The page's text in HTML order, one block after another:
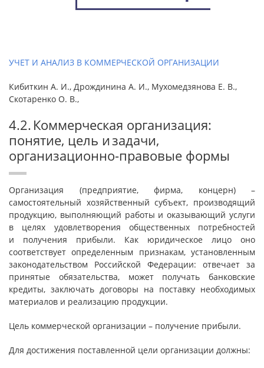
УЧЕТ И АНАЛИЗ В КОММЕРЧЕСКОЙ ОРГАНИЗАЦИИ
Кибиткин А. И., Дрождинина А. И., Мухомедзянова Е. В.,
Скотаренко О. В.,
4.2. Коммерческая организация:
понятие, цель и задачи,
организационно-правовые формы
Организация (предприятие, фирма, концерн) –
самостоятельный хозяйственный субъект, производящий
продукцию, выполняющий работы и оказывающий услуги
в целях удовлетворения общественных потребностей
и получения прибыли. Как юридическое лицо оно
соответствует определенным признакам, установленным
законодательством Российской Федерации: отвечает за
принятые обязательства, может получать банковские
кредиты, заключать договоры на поставку необходимых
материалов и реализацию продукции.
Цель коммерческой организации – получение прибыли.
Для достижения поставленной цели организации должны: